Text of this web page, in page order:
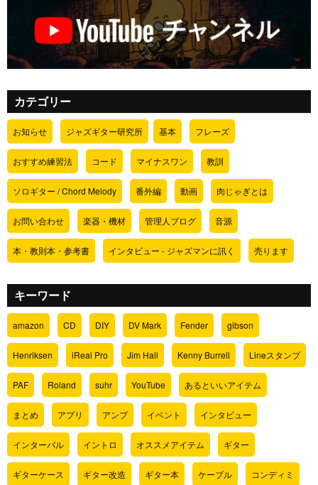
カテゴリー
お知らせ ジャズギター研究所 基本 フレーズ
おすすめ練習法 コード マイナスワン 教訓
ソロギター / Chord Melody 番外編 動画 肉じゃぎとは
お問い合わせ 楽器・機材 管理人ブログ 音源
本・教則本・参考書 インタビュー - ジャズマンに訊く 売ります
キーワード
amazon CD DIY DV Mark Fender gibson
Henriksen iReal Pro Jim Hall Kenny Burrell Lineスタンプ
PAF Roland suhr YouTube あるといいアイテム
まとめ アプリ アンプ イベント インタビュー
インターバル イントロ オススメアイテム ギター
ギターケース ギター改造 ギター本 ケーブル コンディミ